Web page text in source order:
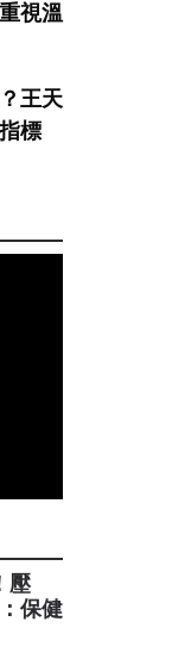
視溫
王天
指標
壓
保健